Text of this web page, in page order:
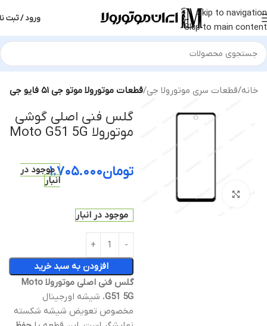
Skip to navigation
Skip to main content
ورود / ثبت
خانه قطعات سری موتورولا جی قطعات موتورولا موتو جی ۵۱ فایو جی
بزرگنمایی تصویر
گلس فنی اصلی گوشی
موتورولا Moto G51 5G
تومان۱.۷۰۵.۰۰۰موجود در
انبار
موجود در انبار
افزودن به سبد خرید
گلس فنی اصلی موتورولا Moto
G51 5G، شیشه اورجینال
مخصوص تعویض شیشه شکسته